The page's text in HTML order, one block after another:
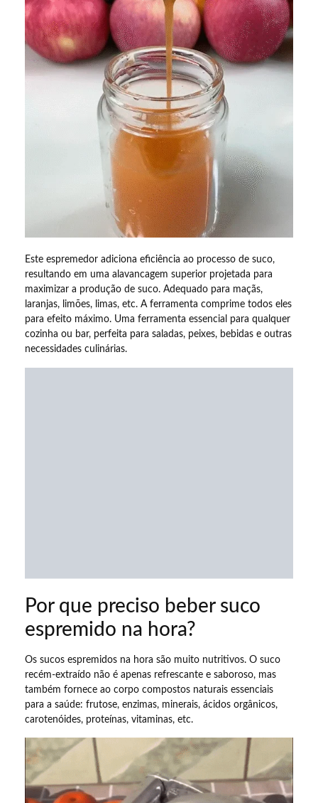
Este espremedor adiciona eficiência ao processo de suco,
resultando em uma alavancagem superior projetada para
maximizar a produção de suco. Adequado para maçãs,
laranjas, limões, limas, etc. A ferramenta comprime todos eles
para efeito máximo. Uma ferramenta essencial para qualquer
cozinha ou bar, perfeita para saladas, peixes, bebidas e outras
necessidades culinárias.
Por que preciso beber suco
espremido na hora?
Os sucos espremidos na hora são muito nutritivos. O suco
recém-extraído não é apenas refrescante e saboroso, mas
também fornece ao corpo compostos naturais essenciais
para a saúde: frutose, enzimas, minerais, ácidos orgânicos,
carotenóides, proteínas, vitaminas, etc.